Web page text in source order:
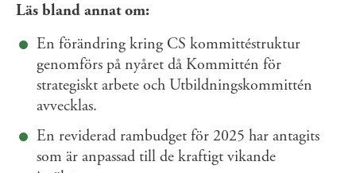
Läs bland annat om:
En förändring kring CS kommittéstruktur
genomförs på nyåret då Kommittén för
strategiskt arbete och Utbildningskommittén
avvecklas.
En reviderad rambudget för 2025 har antagits
som är anpassad till de kraftigt vikande